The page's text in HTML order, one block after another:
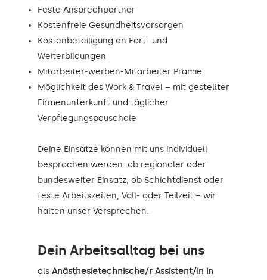
Feste Ansprechpartner
Kostenfreie Gesundheitsvorsorgen
Kostenbeteiligung an Fort- und
Weiterbildungen
Mitarbeiter-werben-Mitarbeiter Prämie
Möglichkeit des Work & Travel – mit gestellter
Firmenunterkunft und täglicher
Verpflegungspauschale
Deine Einsätze können mit uns individuell
besprochen werden: ob regionaler oder
bundesweiter Einsatz, ob Schichtdienst oder
feste Arbeitszeiten, Voll- oder Teilzeit – wir
halten unser Versprechen.
Dein Arbeitsalltag bei uns
als Anästhesietechnische/r Assistent/in in